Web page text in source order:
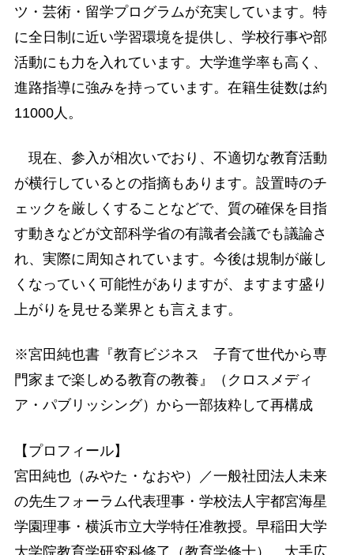
ツ・芸術・留学プログラムが充実しています。特
に全日制に近い学習環境を提供し、学校行事や部
活動にも力を入れています。大学進学率も高く、
進路指導に強みを持っています。在籍生徒数は約
11000人。
現在、参入が相次いでおり、不適切な教育活動
が横行しているとの指摘もあります。設置時のチ
ェックを厳しくすることなどで、質の確保を目指
す動きなどが文部科学省の有識者会議でも議論さ
れ、実際に周知されています。今後は規制が厳し
くなっていく可能性がありますが、ますます盛り
上がりを見せる業界とも言えます。
※宮田純也書『教育ビジネス 子育て世代から専
門家まで楽しめる教育の教養』（クロスメディ
ア・パブリッシング）から一部抜粋して再構成
【プロフィール】
宮田純也（みやた・なおや）／一般社団法人未来
の先生フォーラム代表理事・学校法人宇都宮海星
学園理事・横浜市立大学特任准教授。早稲田大学
大学院教育学研究科修了（教育学修士）。大手広